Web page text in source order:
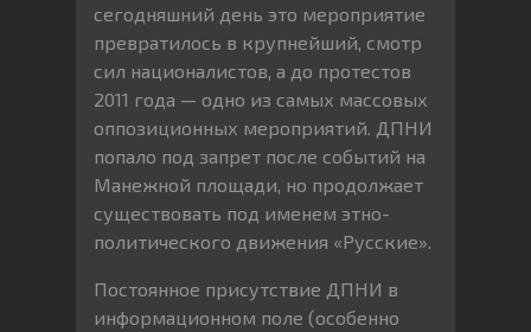
сегодняшний день это мероприятие
превратилось в крупнейший, смотр
сил националистов, а до протестов
2011 года — одно из самых массовых
оппозиционных мероприятий. ДПНИ
попало под запрет после событий на
Манежной площади, но продолжает
существовать под именем этно-
политического движения «Русские».
Постоянное присутствие ДПНИ в
информационном поле (особенно